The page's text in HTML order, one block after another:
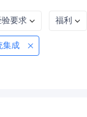
验要求 福利
集成